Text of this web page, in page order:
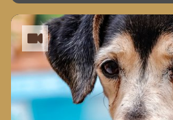
oglaševanje. Le kdo ne bi
svojim mačkom odpravi na